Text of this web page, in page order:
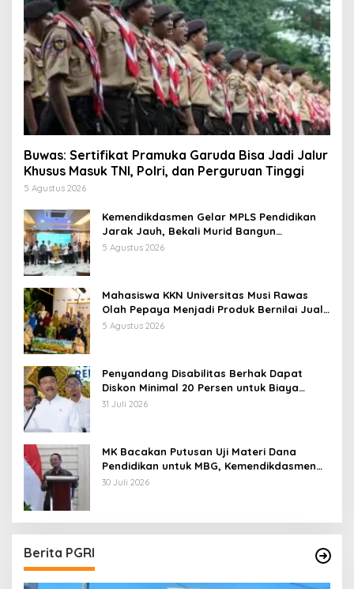
Buwas: Sertifikat Pramuka Garuda Bisa Jadi Jalur
Khusus Masuk TNI, Polri, dan Perguruan Tinggi
5 Agustus 2026
Kemendikdasmen Gelar MPLS Pendidikan
Jarak Jauh, Bekali Murid Bangun
Kemandirian Belajar
5 Agustus 2026
Mahasiswa KKN Universitas Musi Rawas
Olah Pepaya Menjadi Produk Bernilai Jual
Tinggi, Dorong UMKM Desa Air Satan
5 Agustus 2026
Penyandang Disabilitas Berhak Dapat
Diskon Minimal 20 Persen untuk Biaya
Sekolah dan Kuliah
31 Juli 2026
MK Bacakan Putusan Uji Materi Dana
Pendidikan untuk MBG, Kemendikdasmen
Tunggu Implikasi Putusan
30 Juli 2026
Berita PGRI